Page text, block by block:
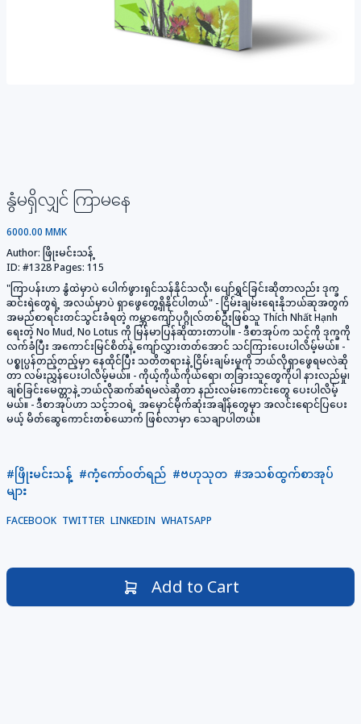
နွံမရှိလျှင် ကြာမနေ
6000.00 MMK
Author: ဖြိုးမင်းသန့်
ID: #1328Pages: 115
"ကြာပန်းဟာ နွံထဲမှာပဲ ပေါက်ဖွားရှင်သန်နိုင်သလို၊ ပျော်ရွှင်ခြင်းဆိုတာလည်း ဒုက္ခ
ဆင်းရဲတွေရဲ့ အလယ်မှာပဲ ရှာဖွေတွေ့ရှိနိုင်ပါတယ်" - ငြိမ်းချမ်းရေးနိုဘယ်ဆုအတွက်
အမည်စာရင်းတင်သွင်းခံရတဲ့ ကမ္ဘာကျော်ပုဂ္ဂိုလ်တစ်ဦးဖြစ်သူ Thích Nhất Hạnh
ရေးတဲ့ No Mud, No Lotus ကို မြန်မာပြန်ဆိုထားတာပါ။ - ဒီစာအုပ်က သင့်ကို ဒုက္ခကို
လက်ခံပြီး အကောင်းမြင်စိတ်နဲ့ ကျော်လွှားတတ်အောင် သင်ကြားပေးပါလိမ့်မယ်။ -
ပစ္စုပ္ပန်တည့်တည့်မှာ နေထိုင်ပြီး သတိတရားနဲ့ ငြိမ်းချမ်းမှုကို ဘယ်လိုရှာဖွေရမလဲဆို
တာ လမ်းညွှန်ပေးပါလိမ့်မယ်။ - ကိုယ့်ကိုယ်ကိုယ်ရော၊ တခြားသူတွေကိုပါ နားလည်မှု၊
ချစ်ခြင်းမေတ္တာနဲ့ ဘယ်လိုဆက်ဆံရမလဲဆိုတာ နည်းလမ်းကောင်းတွေ ပေးပါလိမ့်
မယ်။ - ဒီစာအုပ်ဟာ သင့်ဘဝရဲ့ အမှောင်မိုက်ဆုံးအချိန်တွေမှာ အလင်းရောင်ပြပေး
မယ့် မိတ်ဆွေကောင်းတစ်ယောက် ဖြစ်လာမှာ သေချာပါတယ်။
#ဖြိုးမင်းသန့် #ကံ့ကော်ဝတ်ရည် #ဗဟုသုတ #အသစ်ထွက်စာအုပ်
များ
FACEBOOK TWITTER LINKEDIN WHATSAPP
Add to Cart